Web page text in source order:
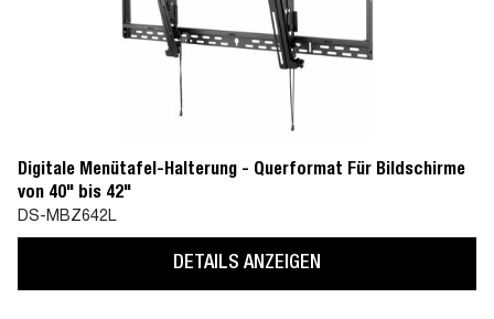
Digitale Menütafel-Halterung - Querformat Für Bildschirme
von 40" bis 42"
DS-MBZ642L
DETAILS ANZEIGEN